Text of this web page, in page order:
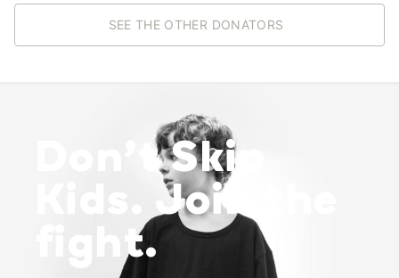
SEE THE OTHER DONATORS
Don’t Skip
Kids. Join the
fight.